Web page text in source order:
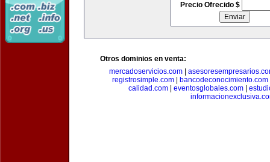
Precio Ofrecido $
Otros dominios en venta:
mercadoservicios.com|
registrosimple.com
bancodeconocimiento.com
calidad.com
eventosglobales.com